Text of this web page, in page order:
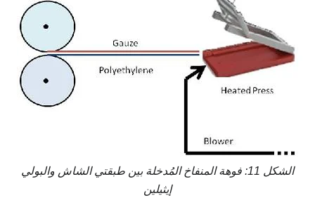
الشكل 11: فوهة المنفاخ المُدخلة بين طبقتي الشاش والبولي
إيثيلين